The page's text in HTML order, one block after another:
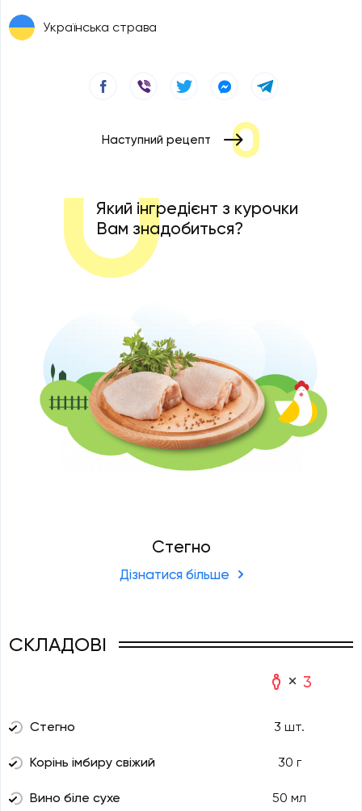
Українська страва
Наступний рецепт
Який інгредієнт з курочки
Вам знадобиться?
Стегно
Дізнатися більше
СКЛАДОВІ
3
Стегно 3 шт.
Корінь імбиру свіжий 30 г
Вино біле сухе 50 мл